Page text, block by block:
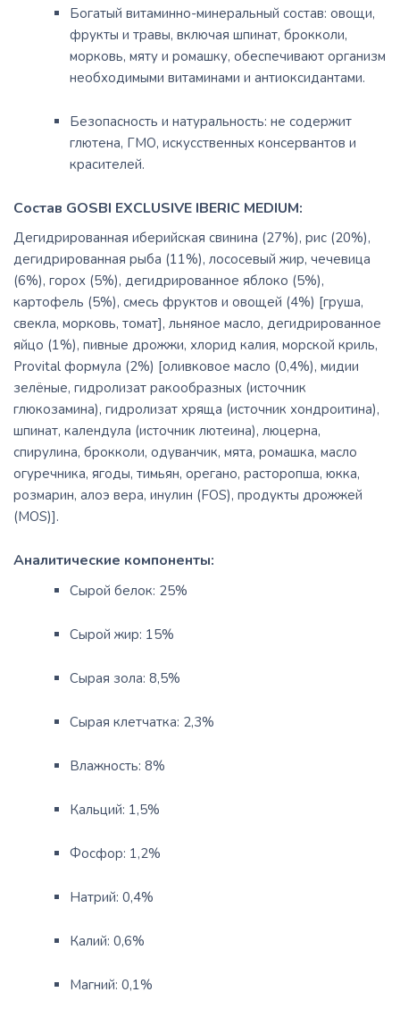
Богатый витаминно-минеральный состав: овощи,
фрукты и травы, включая шпинат, брокколи,
морковь, мяту и ромашку, обеспечивают организм
необходимыми витаминами и антиоксидантами.
Безопасность и натуральность: не содержит
глютена, ГМО, искусственных консервантов и
красителей.
Состав GOSBI EXCLUSIVE IBERIC MEDIUM:
Дегидрированная иберийская свинина (27%), рис (20%),
дегидрированная рыба (11%), лососевый жир, чечевица
(6%), горох (5%), дегидрированное яблоко (5%),
картофель (5%), смесь фруктов и овощей (4%) [груша,
свекла, морковь, томат], льняное масло, дегидрированное
яйцо (1%), пивные дрожжи, хлорид калия, морской криль,
Provital формула (2%) [оливковое масло (0,4%), мидии
зелёные, гидролизат ракообразных (источник
глюкозамина), гидролизат хряща (источник хондроитина),
шпинат, календула (источник лютеина), люцерна,
спирулина, брокколи, одуванчик, мята, ромашка, масло
огуречника, ягоды, тимьян, орегано, расторопша, юкка,
розмарин, алоэ вера, инулин (FOS), продукты дрожжей
(MOS)].
Аналитические компоненты:
Сырой белок: 25%
Сырой жир: 15%
Сырая зола: 8,5%
Сырая клетчатка: 2,3%
Влажность: 8%
Кальций: 1,5%
Фосфор: 1,2%
Натрий: 0,4%
Калий: 0,6%
Магний: 0,1%